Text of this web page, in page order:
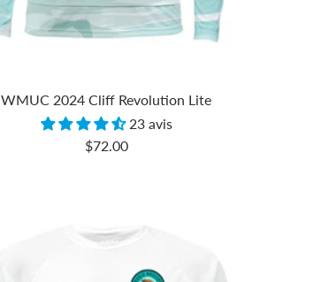
WMUC 2024 Cliff Revolution Lite
23 avis
Prix
$72.00